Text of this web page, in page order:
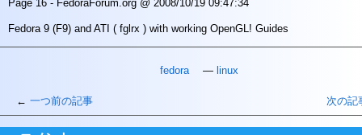
Page 16 - FedoraForum.org @ 2008/10/19 09:47:34
Fedora 9 (F9) and ATI ( fglrx ) with working OpenGL! Guides
fedora linux
一つ前の記事 次の記